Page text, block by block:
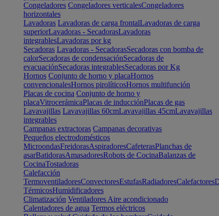
Congeladores Congeladores verticalesCongeladores
horizontales
Lavadoras Lavadoras de carga frontalLavadoras de carga
superiorLavadoras - SecadorasLavadoras
integrablesLavadoras por kg
Secadoras Lavadoras - SecadorasSecadoras con bomba de
calorSecadoras de condensaciónSecadoras de
evacuaciónSecadoras integrablesSecadoras por Kg
Hornos Conjunto de horno y placaHornos
convencionalesHornos pirolíticosHornos multifunción
Placas de cocina Conjunto de horno y
placaVitrocerámicaPlacas de inducciónPlacas de gas
Lavavajillas Lavavajillas 60cmLavavajillas 45cmLavavajillas
integrables
Campanas extractoras Campanas decorativas
Pequeños electrodomésticos
MicroondasFreidorasAspiradoresCafeterasPlanchas de
asarBatidorasAmasadoresRobots de CocinaBalanzas de
CocinaTostadoras
Calefacción
TermoventiladoresConvectoresEstufasRadiadoresCalefactores
TérmicosHumidificadores
Climatización Ventiladores Aire acondicionado
Calentadores de agua Termos eléctricos